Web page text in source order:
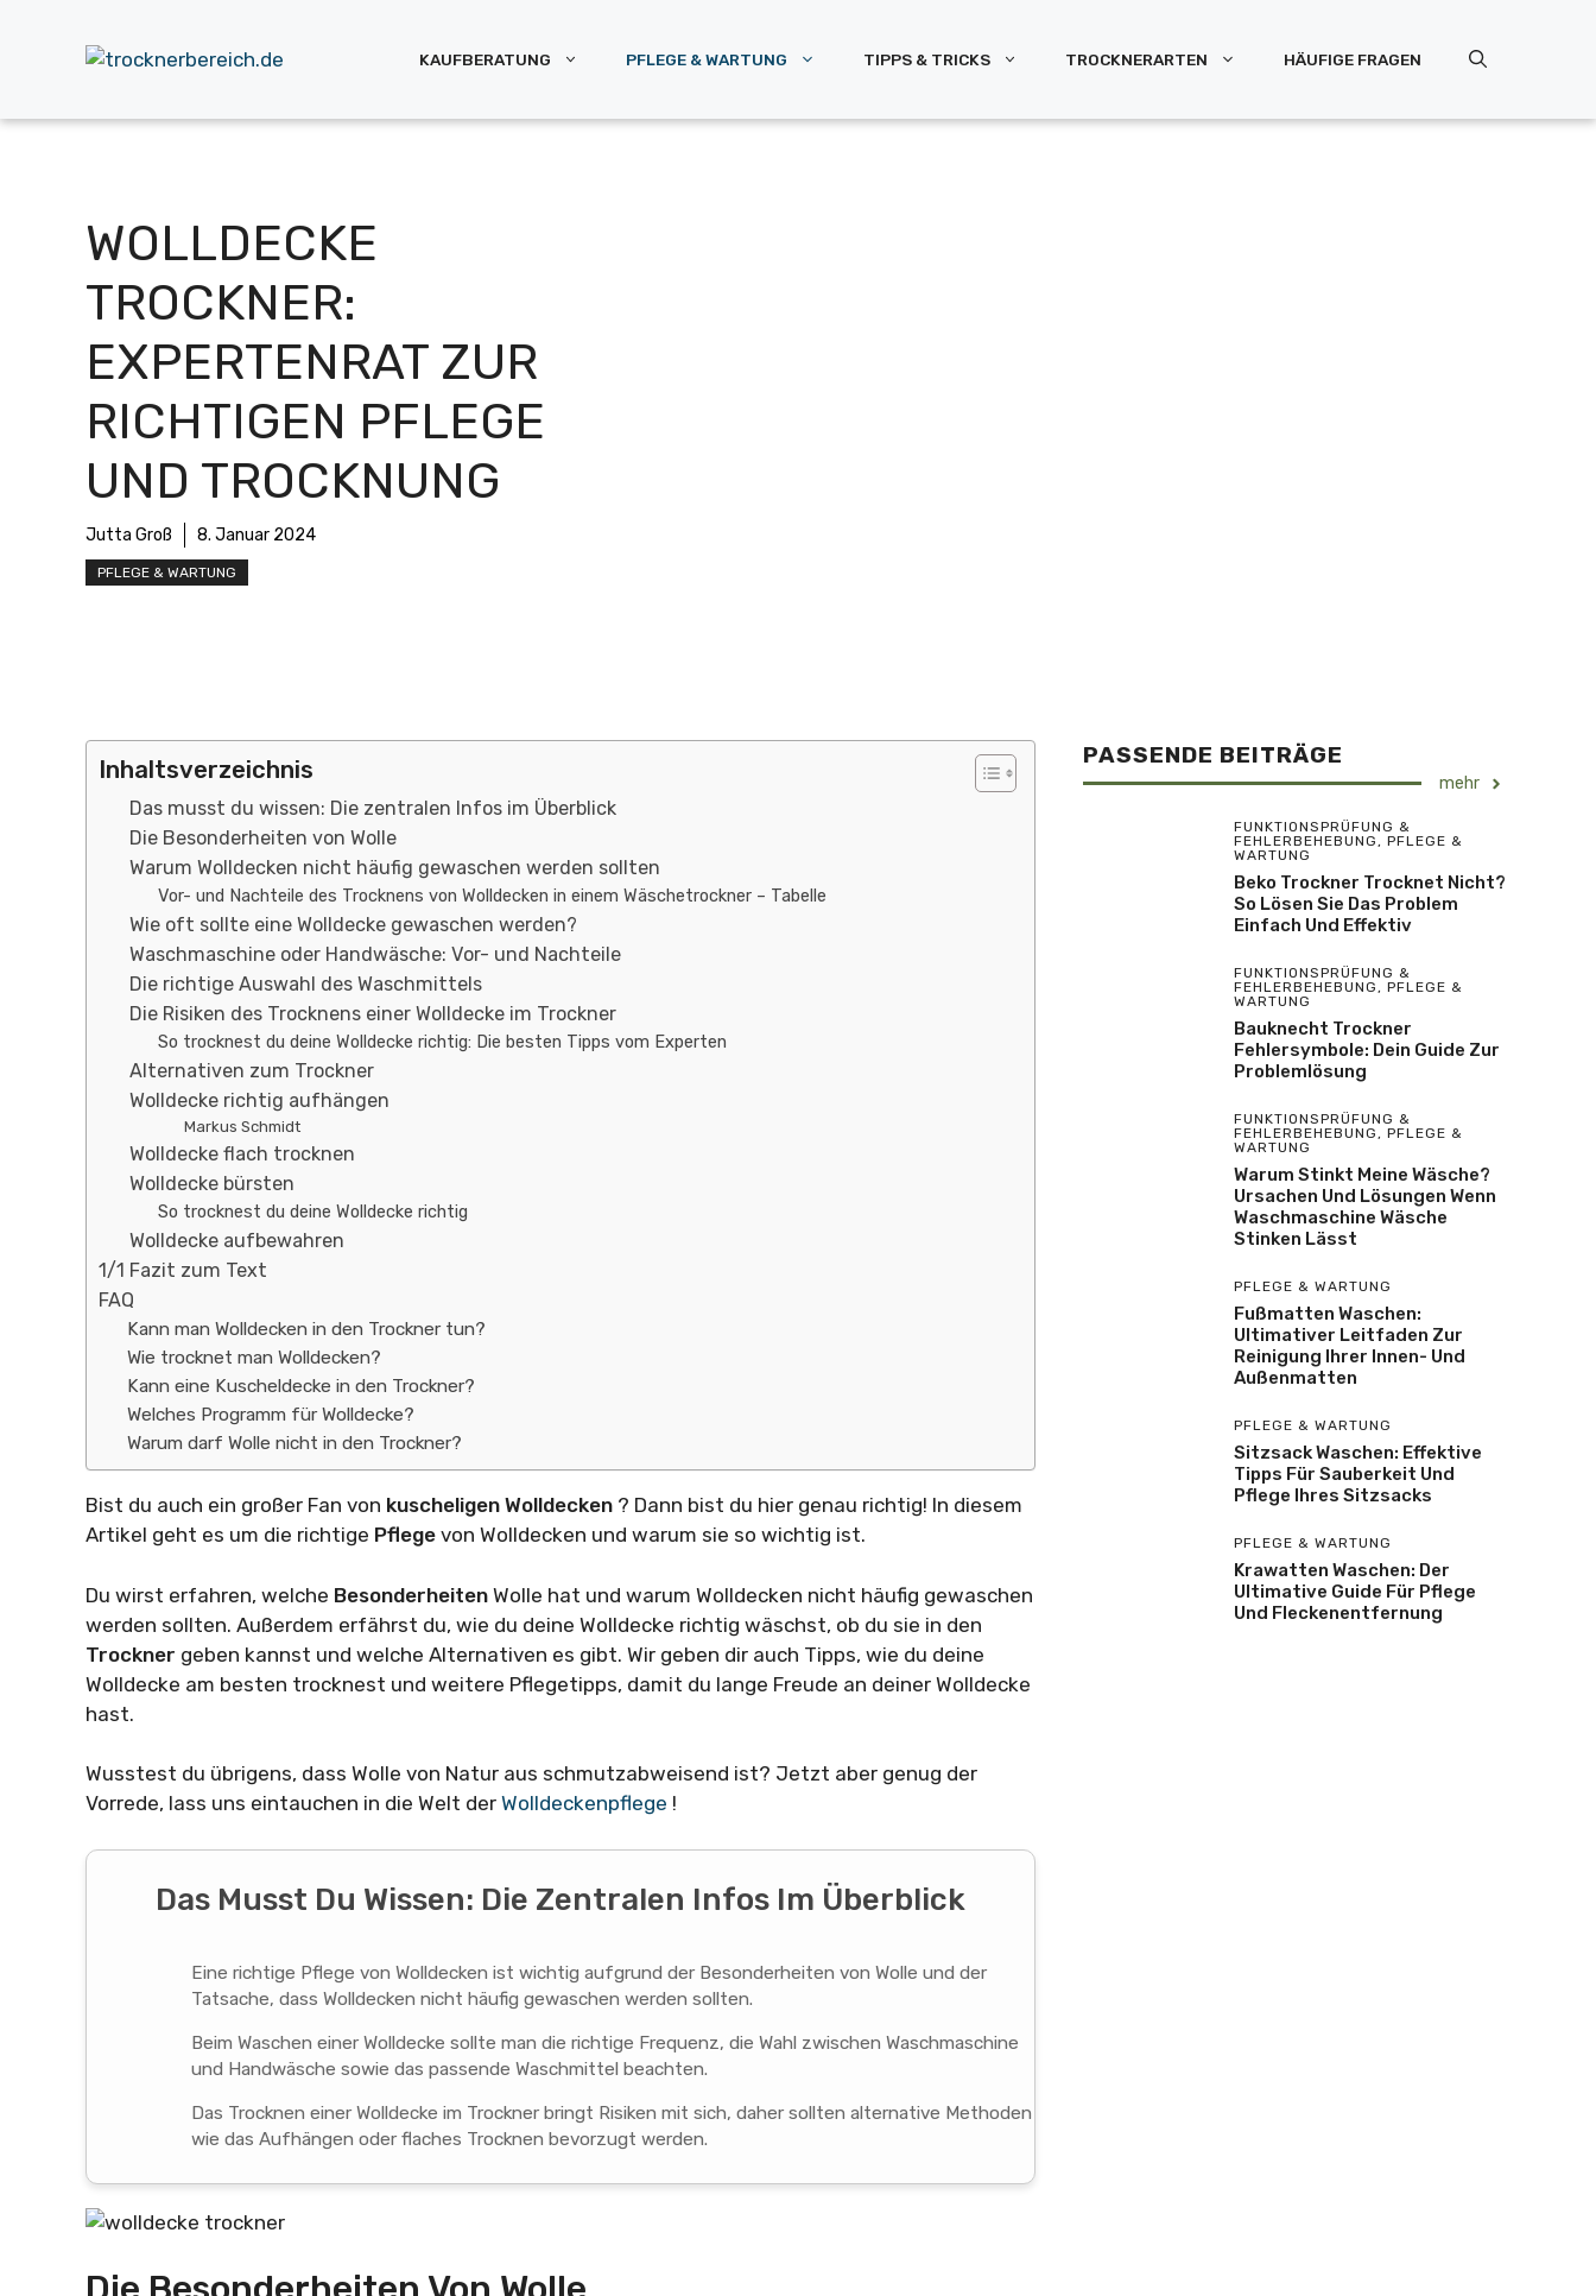
KAUFBERATUNG PFLEGE & WARTUNG TIPPS & TRICKS TROCKNERARTEN HÄUFIGE FRAGEN
WOLLDECKE
TROCKNER:
EXPERTENRAT ZUR
RICHTIGEN PFLEGE
UND TROCKNUNG
Jutta Groß 8. Januar 2024
PFLEGE & WARTUNG
Inhaltsverzeichnis
Das musst du wissen: Die zentralen Infos im Überblick
Die Besonderheiten von Wolle
Warum Wolldecken nicht häufig gewaschen werden sollten
Vor- und Nachteile des Trocknens von Wolldecken in einem Wäschetrockner – Tabelle
Wie oft sollte eine Wolldecke gewaschen werden?
Waschmaschine oder Handwäsche: Vor- und Nachteile
Die richtige Auswahl des Waschmittels
Die Risiken des Trocknens einer Wolldecke im Trockner
So trocknest du deine Wolldecke richtig: Die besten Tipps vom Experten
Alternativen zum Trockner
Wolldecke richtig aufhängen
Markus Schmidt
Wolldecke flach trocknen
Wolldecke bürsten
So trocknest du deine Wolldecke richtig
Wolldecke aufbewahren
1/1 Fazit zum Text
FAQ
Kann man Wolldecken in den Trockner tun?
Wie trocknet man Wolldecken?
Kann eine Kuscheldecke in den Trockner?
Welches Programm für Wolldecke?
Warum darf Wolle nicht in den Trockner?
Bist du auch ein großer Fan von kuscheligen Wolldecken ? Dann bist du hier genau richtig! In diesem
Artikel geht es um die richtige Pflege von Wolldecken und warum sie so wichtig ist.
Du wirst erfahren, welche Besonderheiten Wolle hat und warum Wolldecken nicht häufig gewaschen
werden sollten. Außerdem erfährst du, wie du deine Wolldecke richtig wäschst, ob du sie in den
Trockner geben kannst und welche Alternativen es gibt. Wir geben dir auch Tipps, wie du deine
Wolldecke am besten trocknest und weitere Pflegetipps, damit du lange Freude an deiner Wolldecke
hast.
Wusstest du übrigens, dass Wolle von Natur aus schmutzabweisend ist? Jetzt aber genug der
Vorrede, lass uns eintauchen in die Welt der Wolldeckenpflege !
Das Musst Du Wissen: Die Zentralen Infos Im Überblick
Eine richtige Pflege von Wolldecken ist wichtig aufgrund der Besonderheiten von Wolle und der
Tatsache, dass Wolldecken nicht häufig gewaschen werden sollten.
Beim Waschen einer Wolldecke sollte man die richtige Frequenz, die Wahl zwischen Waschmaschine
und Handwäsche sowie das passende Waschmittel beachten.
Das Trocknen einer Wolldecke im Trockner bringt Risiken mit sich, daher sollten alternative Methoden
wie das Aufhängen oder flaches Trocknen bevorzugt werden.
PASSENDE BEITRÄGE
mehr
FUNKTIONSPRÜFUNG &
FEHLERBEHEBUNG, PFLEGE &
WARTUNG
Beko Trockner Trocknet Nicht?
So Lösen Sie Das Problem
Einfach Und Effektiv
FUNKTIONSPRÜFUNG &
FEHLERBEHEBUNG, PFLEGE &
WARTUNG
Bauknecht Trockner
Fehlersymbole: Dein Guide Zur
Problemlösung
FUNKTIONSPRÜFUNG &
FEHLERBEHEBUNG, PFLEGE &
WARTUNG
Warum Stinkt Meine Wäsche?
Ursachen Und Lösungen Wenn
Waschmaschine Wäsche
Stinken Lässt
PFLEGE & WARTUNG
Fußmatten Waschen:
Ultimativer Leitfaden Zur
Reinigung Ihrer Innen- Und
Außenmatten
PFLEGE & WARTUNG
Sitzsack Waschen: Effektive
Tipps Für Sauberkeit Und
Pflege Ihres Sitzsacks
PFLEGE & WARTUNG
Krawatten Waschen: Der
Ultimative Guide Für Pflege
Und Fleckenentfernung